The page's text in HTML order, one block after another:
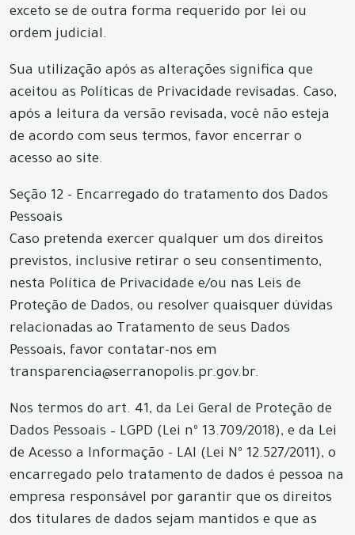
exceto se de outra forma requerido por lei ou
ordem judicial.
Sua utilização após as alterações significa que
aceitou as Políticas de Privacidade revisadas. Caso,
após a leitura da versão revisada, você não esteja
de acordo com seus termos, favor encerrar o
acesso ao site.
Seção 12 - Encarregado do tratamento dos Dados
Pessoais
Caso pretenda exercer qualquer um dos direitos
previstos, inclusive retirar o seu consentimento,
nesta Política de Privacidade e/ou nas Leis de
Proteção de Dados, ou resolver quaisquer dúvidas
relacionadas ao Tratamento de seus Dados
Pessoais, favor contatar-nos em
transparencia@serranopolis.pr.gov.br.
Nos termos do art. 41, da Lei Geral de Proteção de
Dados Pessoais – LGPD (Lei nº 13.709/2018), e da Lei
de Acesso a Informação - LAI (Lei Nº 12.527/2011), o
encarregado pelo tratamento de dados é pessoa na
empresa responsável por garantir que os direitos
dos titulares de dados sejam mantidos e que as